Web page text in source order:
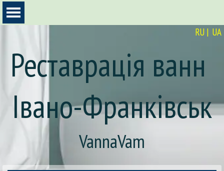
Перейти к контенту
Пропустить меню
RU | UA
Реставрація ванн
Івано-Франківськ
VannaVam